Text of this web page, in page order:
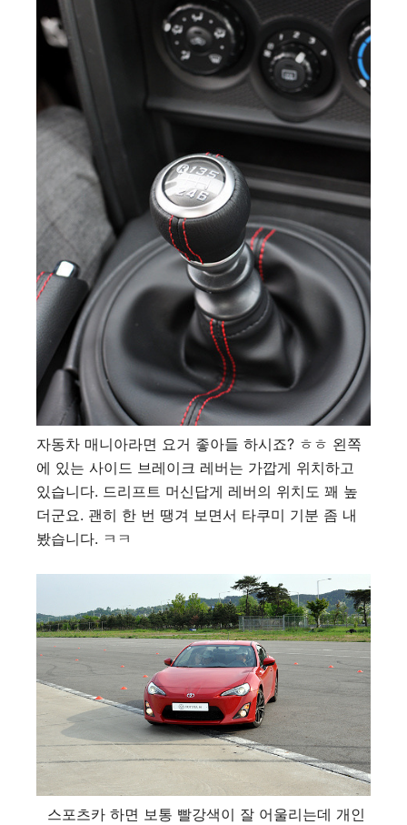
자동차 매니아라면 요거 좋아들 하시죠? ㅎㅎ 왼쪽
에 있는 사이드 브레이크 레버는 가깝게 위치하고
있습니다. 드리프트 머신답게 레버의 위치도 꽤 높
더군요. 괜히 한 번 땡겨 보면서 타쿠미 기분 좀 내
봤습니다. ㅋㅋ
스포츠카 하면 보통 빨강색이 잘 어울리는데 개인